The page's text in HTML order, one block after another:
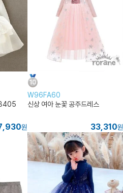
원
W96FA60
신상 여아 눈꽃 공주드레스
33,310원